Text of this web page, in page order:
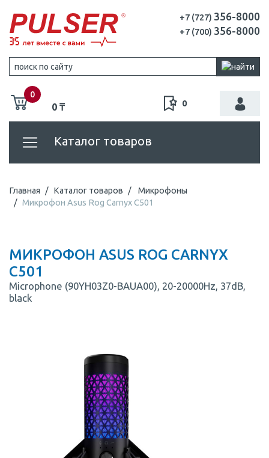
+7 (727) 356-8000
+7 (700) 356-8000
0
0 ₸ 0
Каталог товаров
Главная Каталог товаров
Микрофоны
Микрофон Asus Rog Carnyx C501
МИКРОФОН ASUS ROG CARNYX
C501
Microphone (90YH03Z0-BAUA00), 20-20000Hz, 37dB,
black